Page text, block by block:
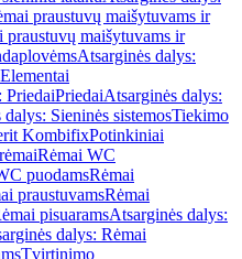
praustuvų maišytuvams ir
praustuvų maišytuvams ir
Atsarginės dalys:
Elementai
PriedaiPriedaiAtsarginės dalys:
dalys: Sieninės sistemosTiekimo
KombifixPotinkiniai
Rėmai WC
puodamsRėmai
praustuvamsRėmai
pisuaramsAtsarginės dalys:
dalys: Rėmai
Tvirtinimo